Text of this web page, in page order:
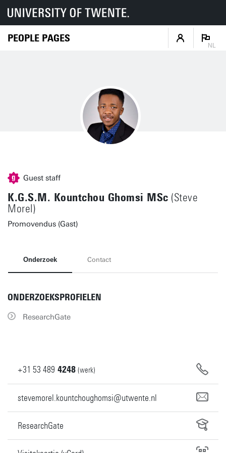
PEOPLE PAGES
NL
Guest staff
K.G.S.M. Kountchou Ghomsi MSc (Steve
Morel)
Promovendus (Gast)
Onderzoek Contact
ONDERZOEKSPROFIELEN
ResearchGate
+31 53 489 4248 (werk)
stevemorel.kountchoughomsi@utwente.nl
ResearchGate